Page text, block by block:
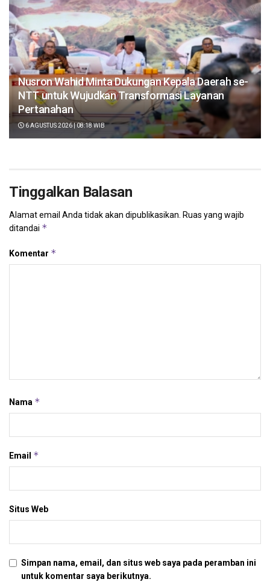
Nusron Wahid Minta Dukungan Kepala Daerah se-
NTT untuk Wujudkan Transformasi Layanan
Pertanahan
6 AGUSTUS 2026 | 08:18 WIB
Tinggalkan Balasan
Alamat email Anda tidak akan dipublikasikan. Ruas yang wajib
ditandai *
Komentar *
Nama *
Email *
Situs Web
Simpan nama, email, dan situs web saya pada peramban ini
untuk komentar saya berikutnya.